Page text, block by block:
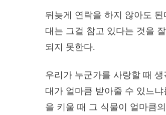
뒤늦게 연락을 하지 않아도
대는 그걸 참고 있다는 것을
되지 못한다.
우리가 누군가를 사랑할 때
대가 얼마큼 받아줄 수 있느
을 키울 때 그 식물이 얼마큼